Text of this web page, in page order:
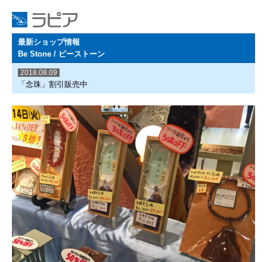
最新ショップ情報
Be Stone / ビーストーン
2018.08.09
「念珠」割引販売中